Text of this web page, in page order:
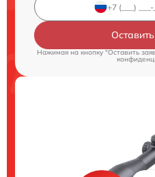
Нажимая на кнопку "Оставить